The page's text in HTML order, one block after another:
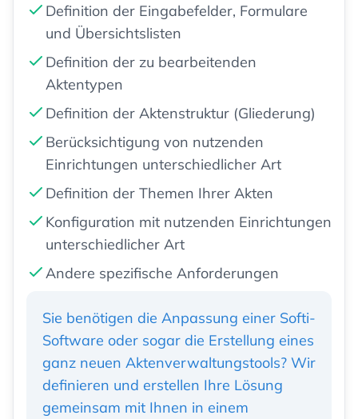
Definition der Eingabefelder, Formulare
und Übersichtslisten
Definition der zu bearbeitenden
Aktentypen
Definition der Aktenstruktur (Gliederung)
Berücksichtigung von nutzenden
Einrichtungen unterschiedlicher Art
Definition der Themen Ihrer Akten
Konfiguration mit nutzenden Einrichtungen
unterschiedlicher Art
Andere spezifische Anforderungen
Sie benötigen die Anpassung einer Softi-
Software oder sogar die Erstellung eines
ganz neuen Aktenverwaltungstools? Wir
definieren und erstellen Ihre Lösung
gemeinsam mit Ihnen in einem